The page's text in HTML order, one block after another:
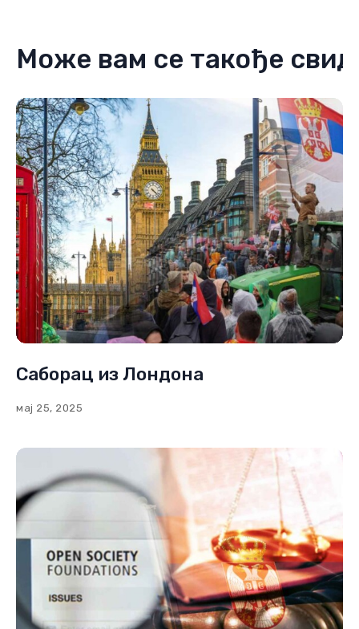
Може вам се такође
Саборац из Лондона
мај 25, 2025